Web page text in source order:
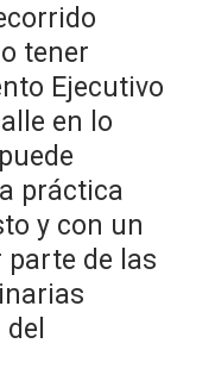
tener
Ejecutivo
en lo
práctica
y con un
parte de las